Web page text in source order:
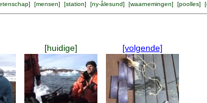
] [mensen] [station] [ny-ålesund] [waarnemingen] [poolles] [
[huidige] [volgende]